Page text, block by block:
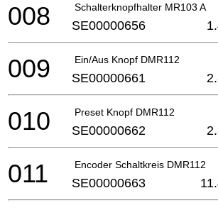
Schalterknopfhalter MR103 A
008 SE00000656
Ein/Aus Knopf DMR112
009 SE00000661
Preset Knopf DMR112
010 SE00000662
Encoder Schaltkreis DMR112
011 SE00000663